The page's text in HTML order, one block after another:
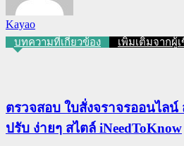
Kayao
บทความที่เกี่ยวข้อง เพิ่มเติมจากผู้
ตรวจสอบ ใบสั่งจราจรออนไล
ปรับ ง่ายๆ สไตล์ iNeedToKnow